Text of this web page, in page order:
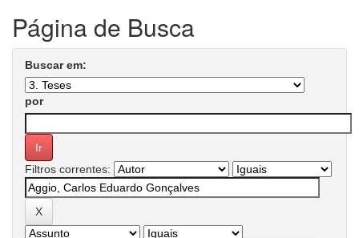
Página de Busca
Buscar em:
por
Filtros correntes: